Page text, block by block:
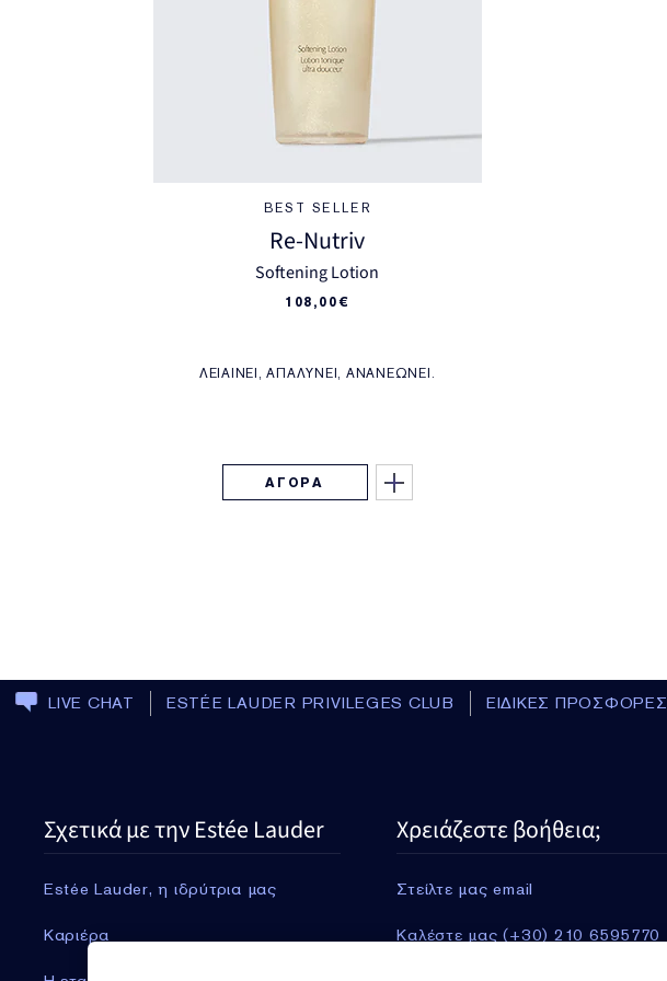
BEST SELLER
Re-Nutriv
Softening Lotion
108,00€
ΛΕΙΑΊΝΕΙ, ΑΠΑΛΎΝΕΙ, ΑΝΑΝΕΏΝΕΙ.
ΑΓΟΡΑ
LIVE CHAT ESTÉE LAUDER PRIVILEGES CLUB ΕΙΔΙΚΕΣ ΠΡΟΣΦΟΡΕΣ
Σχετικά με την Estée Lauder
Estée Lauder, η ιδρύτρια μας
Καριέρα
Χρειάζεστε βοήθεια;
Στείλτε μας email
Καλέστε μας (+30) 210 6595770